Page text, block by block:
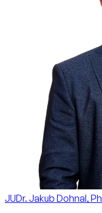
JUDr. Jakub Dohnal,